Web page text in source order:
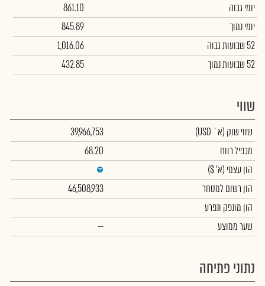
יומי גבוה
861.10
יומי נמוך
845.89
52 שבועות גבוה
1,016.06
52 שבועות נמוך
432.85
שווי
שווי שוק (א` USD)
39,966,753
מכפיל רווח
68.20
הון עצמי (א' $)
הון רשום למסחר
46,508,933
הון מונפק ונפרע
שער ממוצע
--
נתוני פתיחה